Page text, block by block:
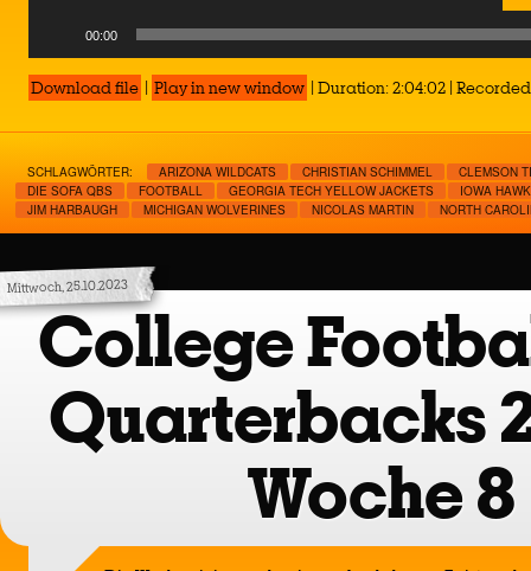
00:00
Download file | Play in new window | Duration: 2:04:02 | Recorded
SCHLAGWÖRTER: ARIZONA WILDCATS CHRISTIAN SCHIMMEL
CLEMSON
DIE SOFA QBS
FOOTBALL GEORGIA TECH YELLOW JACKETS
IOWA
JIM HARBAUGH
MICHIGAN WOLVERINES NICOLAS MARTIN NORTH
Mittwoch, 25.10.2023
College
Quarterbacks
Woche 8